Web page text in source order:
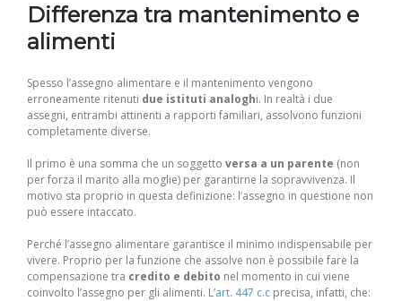
Differenza tra mantenimento e
alimenti
Spesso l’assegno alimentare e il mantenimento vengono
erroneamente ritenuti due istituti analoghi. In realtà i due
assegni, entrambi attinenti a rapporti familiari, assolvono funzioni
completamente diverse.
Il primo è una somma che un soggetto versa a un parente (non
per forza il marito alla moglie) per garantirne la sopravvivenza. Il
motivo sta proprio in questa definizione: l’assegno in questione non
può essere intaccato.
Perché l’assegno alimentare garantisce il minimo indispensabile per
vivere. Proprio per la funzione che assolve non è possibile fare la
compensazione tra credito e debito nel momento in cui viene
coinvolto l’assegno per gli alimenti. L’art. 447 c.c precisa, infatti, che: